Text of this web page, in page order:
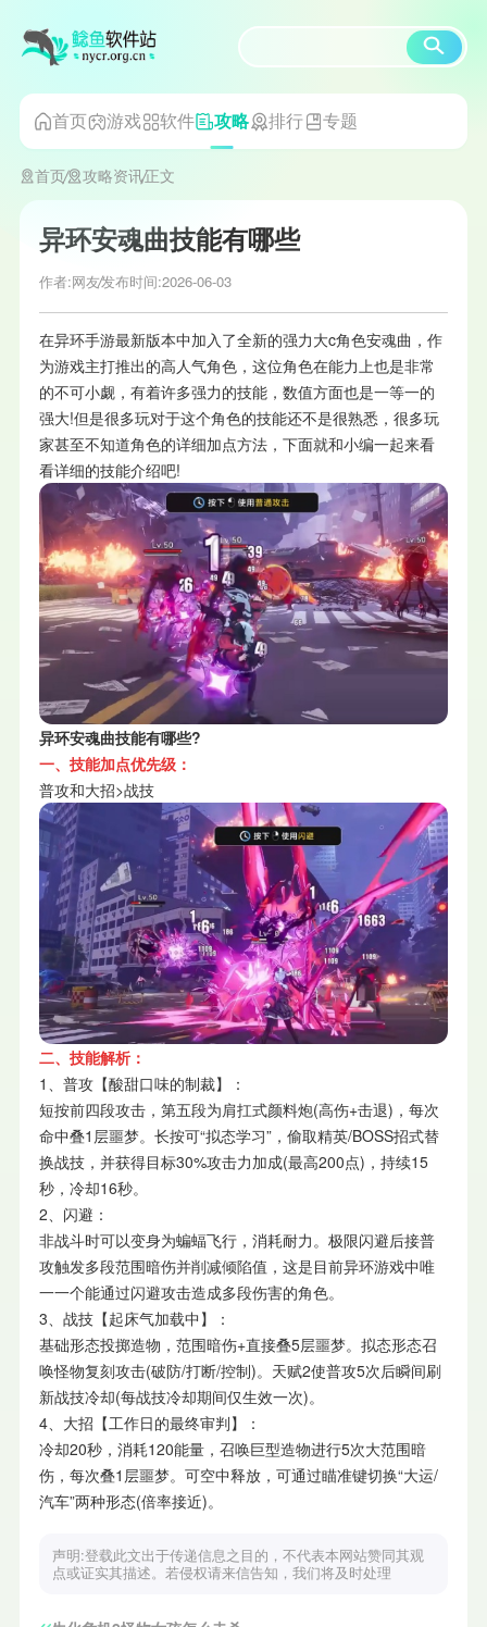
首页 游戏 软件 攻略 排行 专题
首页 攻略资讯正文
异环安魂曲技能有哪些
作者:网友发布时间:2026-06-03
在异环手游最新版本中加入了全新的强力大c角色安魂曲，作
为游戏主打推出的高人气角色，这位角色在能力上也是非常
的不可小觑，有着许多强力的技能，数值方面也是一等一的
强大!但是很多玩对于这个角色的技能还不是很熟悉，很多玩
家甚至不知道角色的详细加点方法，下面就和小编一起来看
看详细的技能介绍吧!
异环安魂曲技能有哪些?
一、技能加点优先级：
普攻和大招>战技
二、技能解析：
1、普攻【酸甜口味的制裁】：
短按前四段攻击，第五段为肩扛式颜料炮(高伤+击退)，每次
命中叠1层噩梦。长按可“拟态学习”，偷取精英/BOSS招式替
换战技，并获得目标30%攻击力加成(最高200点)，持续15
秒，冷却16秒。
2、闪避：
非战斗时可以变身为蝙蝠飞行，消耗耐力。极限闪避后接普
攻触发多段范围暗伤并削减倾陷值，这是目前异环游戏中唯
一一个能通过闪避攻击造成多段伤害的角色。
3、战技【起床气加载中】：
基础形态投掷造物，范围暗伤+直接叠5层噩梦。拟态形态召
唤怪物复刻攻击(破防/打断/控制)。天赋2使普攻5次后瞬间刷
新战技冷却(每战技冷却期间仅生效一次)。
4、大招【工作日的最终审判】：
冷却20秒，消耗120能量，召唤巨型造物进行5次大范围暗
伤，每次叠1层噩梦。可空中释放，可通过瞄准键切换“大运/
汽车”两种形态(倍率接近)。
声明:登载此文出于传递信息之目的，不代表本网站赞同其观
点或证实其描述。若侵权请来信告知，我们将及时处理